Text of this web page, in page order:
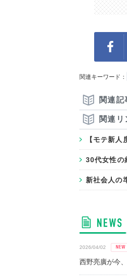
関連キーワード：
関連記
関連リ
【モテ新
30代女性の
新社会人の
2026/04/02
西野亮廣が今